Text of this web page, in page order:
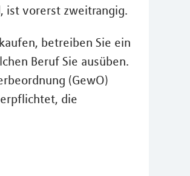
ist vorerst zweitrangig.
betreiben Sie ein
Beruf Sie ausüben.
(GewO)
die